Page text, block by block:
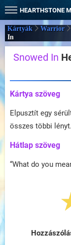
HEARTHSTONE
Kártyák Warrior
In
Snowed In
Kártya szöveg
Elpusztít egy
összes többi lényt.
Hátlap szöveg
“What do you